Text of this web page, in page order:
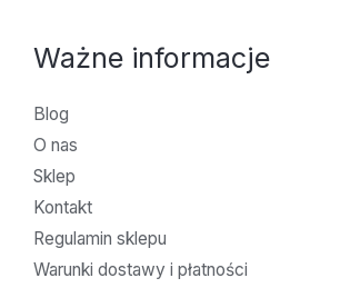
Ważne informacje
Blog
O nas
Sklep
Kontakt
Regulamin sklepu
Warunki dostawy i płatności